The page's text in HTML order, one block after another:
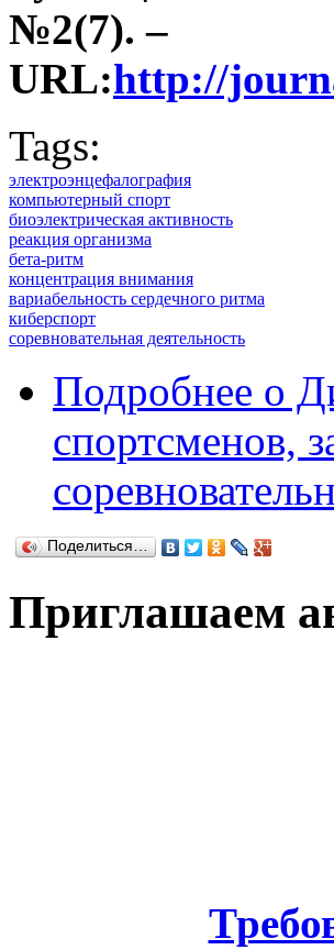
№2(7). –
URL:http://
Tags:
электроэнцефалография
компьютерный спорт
биоэлектрическая активность
реакция организма
бета-ритм
концентрация внимания
вариабельность сердечного ритма
киберспорт
соревновательная деятельность
Подробнее о
спортсменов,
Поделиться…
Приглашаем